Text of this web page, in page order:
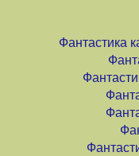
Фантастика